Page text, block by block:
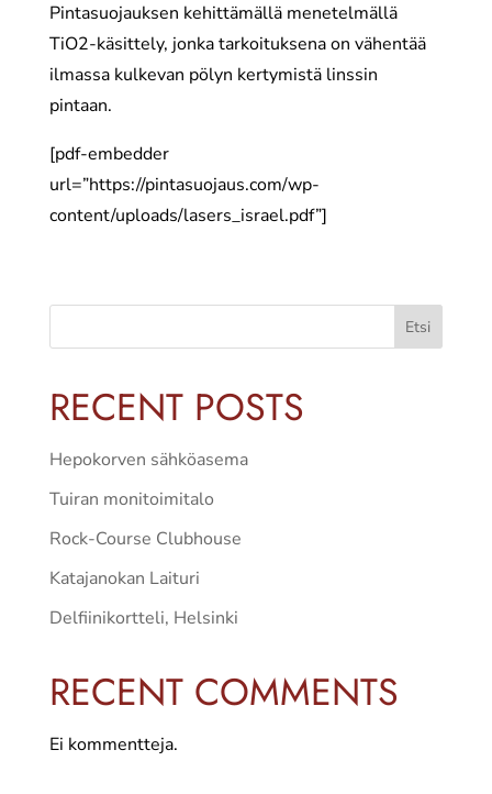
Pintasuojauksen kehittämällä menetelmällä
TiO2-käsittely, jonka tarkoituksena on vähentää
ilmassa kulkevan pölyn kertymistä linssin
pintaan.
[pdf-embedder
url=”https://pintasuojaus.com/wp-
content/uploads/lasers_israel.pdf”]
Etsi
RECENT POSTS
Hepokorven sähköasema
Tuiran monitoimitalo
Rock-Course Clubhouse
Katajanokan Laituri
Delfiinikortteli, Helsinki
RECENT COMMENTS
Ei kommentteja.